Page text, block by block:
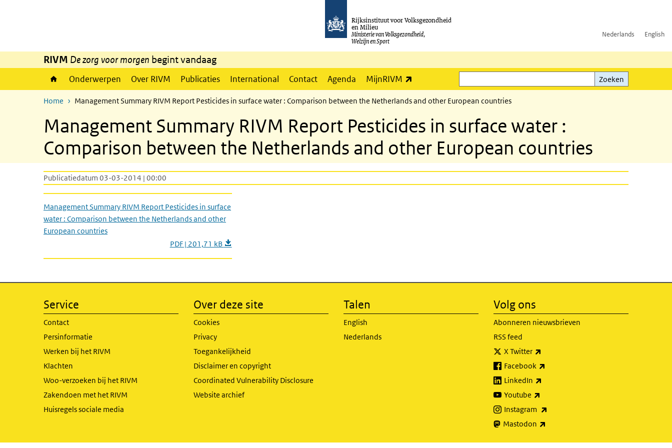
Rijksinstituut voor Volksgezondheid
en Milieu
Ministerie van Volksgezondheid,
Welzijn en Sport
Nederlands English
RIVM De zorg voor morgen begint vandaag
Onderwerpen Over RIVM Publicaties International Contact Agenda MijnRIVM
Zoeken
Zoeken
Home Management Summary RIVM Report Pesticides in surface water : Comparison between the Netherlands and other European countries
Management Summary RIVM Report Pesticides in surface water :
Comparison between the Netherlands and other European countries
Publicatiedatum 03-03-2014 | 00:00
Management Summary RIVM Report Pesticides in surface
water : Comparison between the Netherlands and other
European countries
PDF | 201,71 kB
Service
Contact
Persinformatie
Werken bij het RIVM
Klachten
Woo-verzoeken bij het RIVM
Zakendoen met het RIVM
Huisregels sociale media
Over deze site
Cookies
Privacy
Toegankelijkheid
Disclaimer en copyright
Coordinated Vulnerability Disclosure
Website archief
Talen
English
Nederlands
Volg ons
Abonneren nieuwsbrieven
RSS feed
X Twitter
Facebook
LinkedIn
Youtube
Instagram
Mastodon